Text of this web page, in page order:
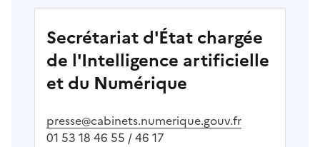
Secrétariat d'État chargée
de l'Intelligence artificielle
et du Numérique
presse@cabinets.numerique.gouv.fr
01 53 18 46 55 / 46 17